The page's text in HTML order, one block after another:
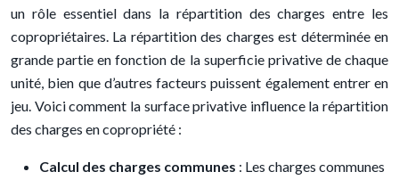
un rôle essentiel dans la répartition des charges entre les
copropriétaires. La répartition des charges est déterminée en
grande partie en fonction de la superficie privative de chaque
unité, bien que d’autres facteurs puissent également entrer en
jeu. Voici comment la surface privative influence la répartition
des charges en copropriété :
Calcul des charges communes : Les charges communes